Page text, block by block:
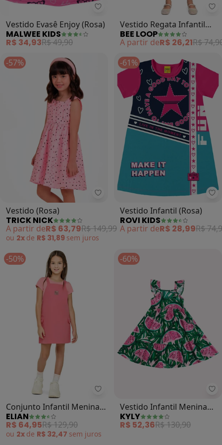
Malwee Kids - Vestido Evasê
Vestido Evasê Enjoy (Rosa)
MALWEE KIDS
R$ 34,93R$ 49,90
Vestido Regata Infantil
(Rosa)
BEE LOOP
A partir deR$ 26,21R$
-57%
Trick Nick - Vestido (Rosa)
Vestido (Rosa)
TRICK NICK
A partir deR$ 63,79R$ 149,99
ou 2x de R$ 31,89 sem juros
-61%
Vestido Infantil (Rosa)
ROVI KIDS
A partir deR$ 28,99R$
-50%
Elian - Conjunto Infantil Menina
Conjunto Infantil Menina
com Sobreposição (Rosa)
ELIAN
R$ 64,95R$ 129,90
ou 2x de R$ 32,47 sem juros
-60%
Vestido Infantil Menina
Melancia (Rosa)
KYLY
R$ 52,36R$ 130,90